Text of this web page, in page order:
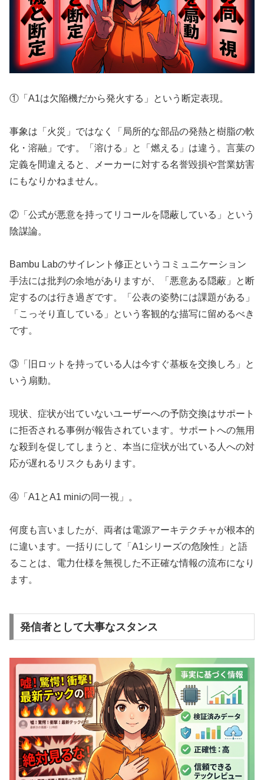
①「A1は欠陥機だから発火する」という断定表現。
事象は「火災」ではなく「局所的な部品の発熱と樹脂の軟
化・溶融」です。「溶ける」と「燃える」は違う。言葉の
定義を間違えると、メーカーに対する名誉毀損や営業妨害
にもなりかねません。
②「公式が悪意を持ってリコールを隠蔽している」という
陰謀論。
Bambu Labのサイレント修正というコミュニケーション
手法には批判の余地がありますが、「悪意ある隠蔽」と断
定するのは行き過ぎです。「公表の姿勢には課題がある」
「こっそり直している」という客観的な描写に留めるべき
です。
③「旧ロットを持っている人は今すぐ基板を交換しろ」と
いう扇動。
現状、症状が出ていないユーザーへの予防交換はサポート
に拒否される事例が報告されています。サポートへの無用
な殺到を促してしまうと、本当に症状が出ている人への対
応が遅れるリスクもあります。
④「A1とA1 miniの同一視」。
何度も言いましたが、両者は電源アーキテクチャが根本的
に違います。一括りにして「A1シリーズの危険性」と語
ることは、電力仕様を無視した不正確な情報の流布になり
ます。
発信者として大事なスタンス